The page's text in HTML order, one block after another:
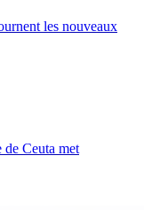
les nouveaux
de Ceuta met